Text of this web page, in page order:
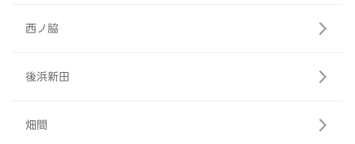
西ノ脇
後浜新田
畑間